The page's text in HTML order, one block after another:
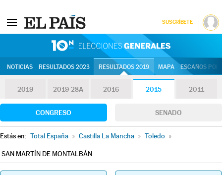
SUSCRÍBETE
NOTICIAS RESULTADOS 2023 RESULTADOS 2019 MAPA ESCAÑOS
2019 2019-28A 2016 2015 2011
CONGRESO SENADO
Estás en: Total España » Castilla La Mancha » Toledo »
SAN MARTÍN DE MONTALBÁN